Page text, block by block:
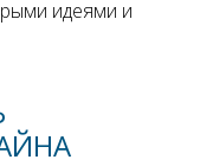
идеями и